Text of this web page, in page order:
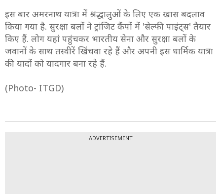
इस बार अमरनाथ यात्रा में श्रद्धालुओं के लिए एक खास बदलाव
किया गया है. सुरक्षा बलों ने ट्रांजिट कैंपों में 'सेल्फी पाइंट्स' तैयार
किए हैं. लोग यहां पहुंचकर भारतीय सेना और सुरक्षा बलों के
की यादों को यादगार बना रहे हैं.